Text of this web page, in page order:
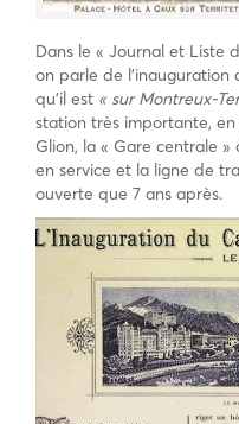
Dans le « Journal et Liste
on parle de l’inauguration
qu’il est « sur Montreux-
station très importante,
Glion, la « Gare centrale
en service et la ligne de
ouverte que 7 ans après.